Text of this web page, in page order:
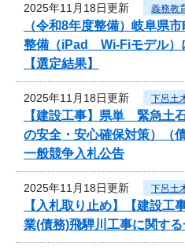
2025年11月18日更新 義務教
（令和8年度整備）岐阜県
整備（iPad Wi-Fiモデル）
【選定結果】
2025年11月18日更新 下呂土
【建設工事】県単 緊急土
の安全・安心確保対策）（
一般競争入札公告
2025年11月18日更新 下呂土
【入札取り止め】【建設
業(債務)飛騨川工事に関す